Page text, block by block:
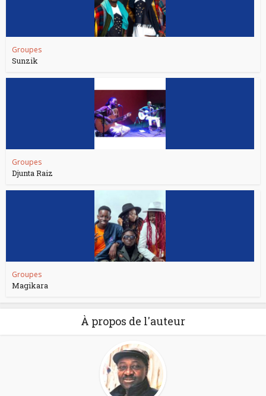
Groupes
Sunzik
Groupes
Djunta Raiz
Groupes
Magikara
À propos de l'auteur